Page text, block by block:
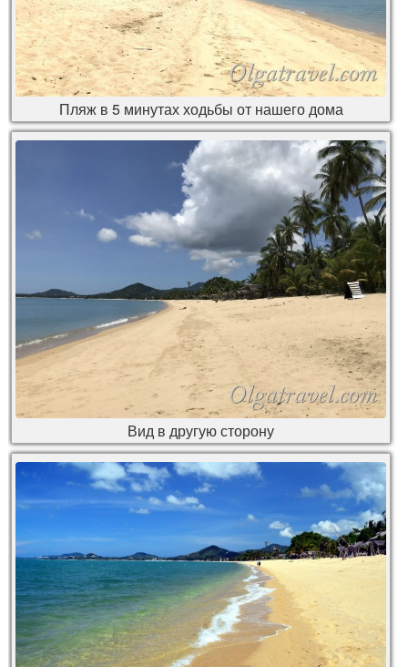
Пляж в 5 минутах ходьбы от нашего дома
Вид в другую сторону